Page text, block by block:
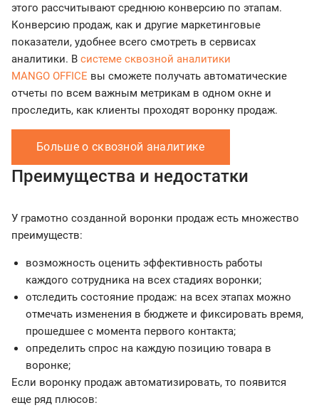
этого рассчитывают среднюю конверсию по этапам.
Конверсию продаж, как и другие маркетинговые
показатели, удобнее всего смотреть в сервисах
аналитики. В системе сквозной аналитики
MANGO OFFICE вы сможете получать автоматические
отчеты по всем важным метрикам в одном окне и
проследить, как клиенты проходят воронку продаж.
Больше о сквозной аналитике
Преимущества и недостатки
У грамотно созданной воронки продаж есть множество
преимуществ:
возможность оценить эффективность работы
каждого сотрудника на всех стадиях воронки;
отследить состояние продаж: на всех этапах можно
отмечать изменения в бюджете и фиксировать время,
прошедшее с момента первого контакта;
определить спрос на каждую позицию товара в
воронке;
Если воронку продаж автоматизировать, то появится
еще ряд плюсов: